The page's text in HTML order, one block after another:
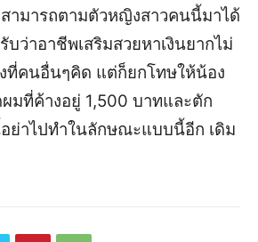
ามารถตามตัวหญิงสาวคนนี้มาได้
บว่าอาชีพเสริมสวยหาเงินยากไม่
ที่คนอื่นๆคิด แต่ก็ยกโทษให้น้อง
มที่ค้างอยู่ 1,500 บาทและตัก
ย่าไปทำในลักษณะแบบนี้อีก เดิม